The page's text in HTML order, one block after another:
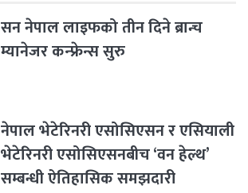
सन नेपाल लाइफको तीन दिने ब्रान्च
म्यानेजर कन्फ्रेन्स सुरु
नेपाल भेटेरिनरी एसोसिएसन र एसियाली
भेटेरिनरी एसोसिएसनबीच ‘वन हेल्थ’
सम्बन्धी ऐतिहासिक समझदारी